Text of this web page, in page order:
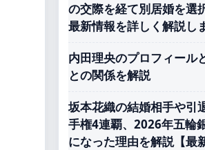
の交際を経て別居婚を選
最新情報を詳しく解説し
内田理央のプロフィール
との関係を解説
坂本花織の結婚相手や引
手権4連覇、2026年五輪
になった理由を解説【最